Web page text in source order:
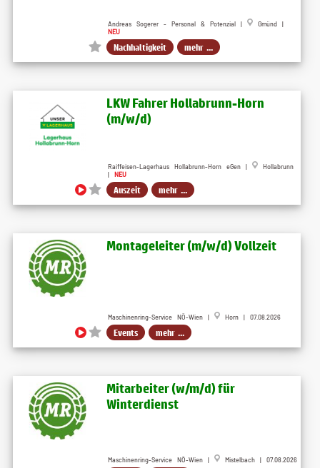
Andreas Sogerer - Personal & Potenzial |
Gmünd |
NEU
Nachhaltigkeit mehr ...
LKW Fahrer Hollabrunn-Horn
(m/w/d)
Raiffeisen-Lagerhaus Hollabrunn-Horn eGen |
Hollabrunn
| NEU
Auszeit mehr ...
Montageleiter (m​/w​/d) Vollzeit
Maschinenring-Service NÖ-Wien | Horn | 07.08.2026
Events mehr ...
Mitarbeiter (w​/m​/d) für
Winterdienst
Maschinenring-Service NÖ-Wien | Mistelbach | 07.08.2026